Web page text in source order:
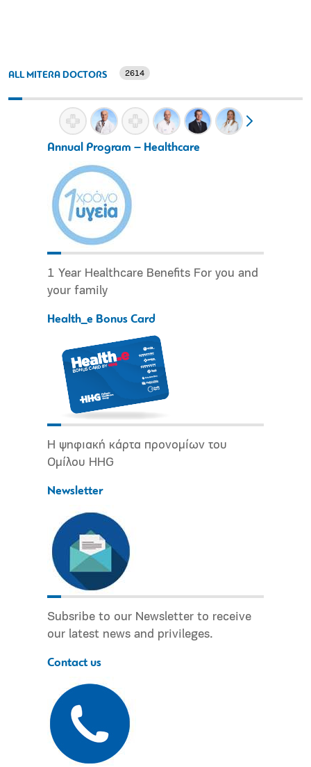
ALL MITERA DOCTORS 2614
Annual Program – Healthcare
1 Year Healthcare Benefits For you and
your family
Health_e Bonus Card
Η ψηφιακή κάρτα προνομίων του
Ομίλου HHG
Newsletter
Subsribe to our Newsletter to receive
our latest news and privileges.
Contact us